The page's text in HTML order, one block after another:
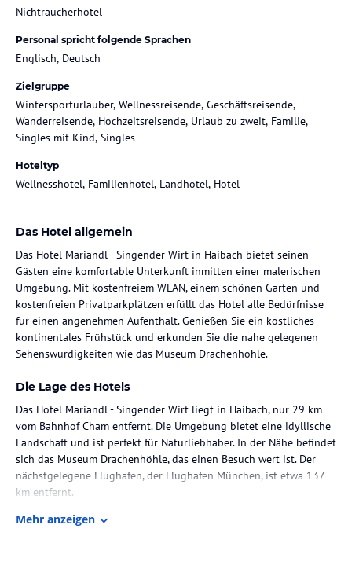
Nichtraucherhotel
Personal spricht folgende Sprachen
Englisch, Deutsch
Zielgruppe
Wintersporturlauber, Wellnessreisende, Geschäftsreisende,
Wanderreisende, Hochzeitsreisende, Urlaub zu zweit, Familie,
Singles mit Kind, Singles
Hoteltyp
Wellnesshotel, Familienhotel, Landhotel, Hotel
Das Hotel allgemein
Das Hotel Mariandl - Singender Wirt in Haibach bietet seinen
Gästen eine komfortable Unterkunft inmitten einer malerischen
Umgebung. Mit kostenfreiem WLAN, einem schönen Garten und
kostenfreien Privatparkplätzen erfüllt das Hotel alle Bedürfnisse
für einen angenehmen Aufenthalt. Genießen Sie ein köstliches
kontinentales Frühstück und erkunden Sie die nahe gelegenen
Sehenswürdigkeiten wie das Museum Drachenhöhle.
Die Lage des Hotels
Das Hotel Mariandl - Singender Wirt liegt in Haibach, nur 29 km
vom Bahnhof Cham entfernt. Die Umgebung bietet eine idyllische
Landschaft und ist perfekt für Naturliebhaber. In der Nähe befindet
sich das Museum Drachenhöhle, das einen Besuch wert ist. Der
nächstgelegene Flughafen, der Flughafen München, ist etwa 137
km entfernt.
Zimmer / Unterbringung im Hotel
Mehr anzeigen